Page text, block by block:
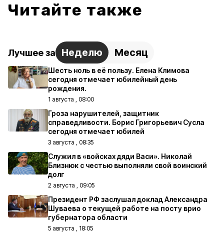
Читайте также
Лучшее за Неделю Месяц
Шесть ноль в её пользу. Елена Климова
сегодня отмечает юбилейный день
рождения.
1 августа , 08:00
Гроза нарушителей, защитник
справедливости. Борис Григорьевич Сусла
сегодня отмечает юбилей
3 августа , 08:35
Служил в «войсках дяди Васи». Николай
Близнюк с честью выполняли свой воинский
долг
2 августа , 09:05
Президент РФ заслушал доклад Александра
Шуваева о текущей работе на посту врио
губернатора области
5 августа , 18:05